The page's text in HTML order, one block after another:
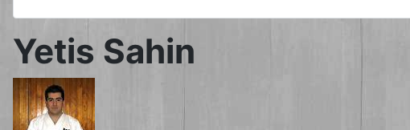
Yetis Sahin